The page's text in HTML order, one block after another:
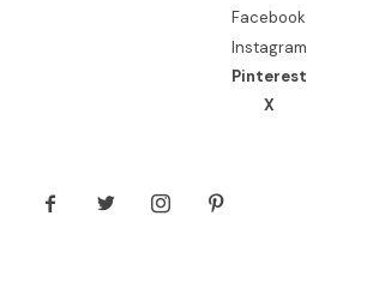
Facebook
Instagram
Pinterest
X